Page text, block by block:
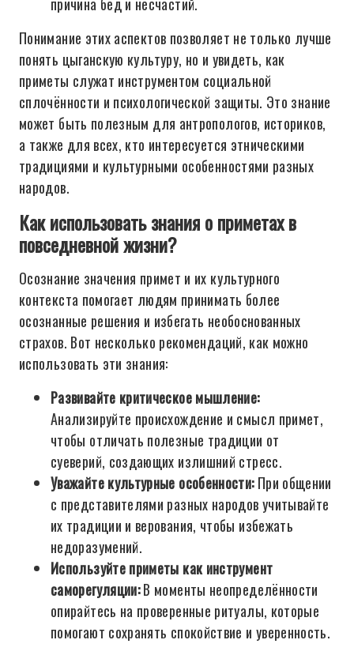
Понимание этих аспектов позволяет не только лучше
понять цыганскую культуру, но и увидеть, как
приметы служат инструментом социальной
сплочённости и психологической защиты. Это знание
может быть полезным для антропологов, историков,
а также для всех, кто интересуется этническими
традициями и культурными особенностями разных
народов.
Как использовать знания о приметах в
повседневной жизни?
Осознание значения примет и их культурного
контекста помогает людям принимать более
осознанные решения и избегать необоснованных
страхов. Вот несколько рекомендаций, как можно
использовать эти знания:
Развивайте критическое мышление:
Анализируйте происхождение и смысл примет,
чтобы отличать полезные традиции от
суеверий, создающих излишний стресс.
Уважайте культурные особенности:При общении
с представителями разных народов учитывайте
их традиции и верования, чтобы избежать
недоразумений.
Используйте приметы как инструмент
саморегуляции:В моменты неопределённости
опирайтесь на проверенные ритуалы, которые
помогают сохранять спокойствие и уверенность.